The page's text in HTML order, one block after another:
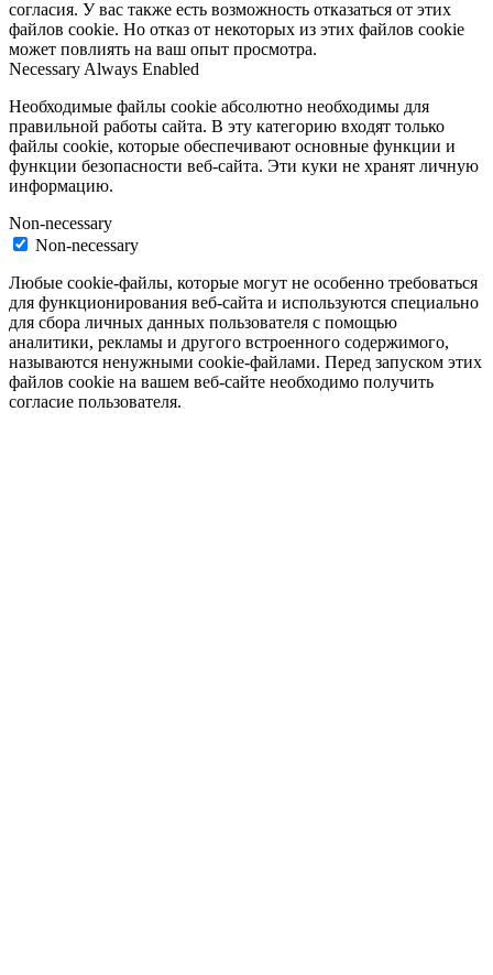
согласия. У вас также есть возможность отказаться от этих
файлов cookie. Но отказ от некоторых из этих файлов cookie
может повлиять на ваш опыт просмотра.
Necessary Always Enabled
Необходимые файлы cookie абсолютно необходимы для
правильной работы сайта. В эту категорию входят только
файлы cookie, которые обеспечивают основные функции и
функции безопасности веб-сайта. Эти куки не хранят личную
информацию.
Non-necessary
Non-necessary
Любые cookie-файлы, которые могут не особенно требоваться
для функционирования веб-сайта и используются специально
для сбора личных данных пользователя с помощью
аналитики, рекламы и другого встроенного содержимого,
называются ненужными cookie-файлами. Перед запуском этих
файлов cookie на вашем веб-сайте необходимо получить
согласие пользователя.